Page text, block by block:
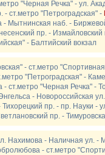
"Черная Речка" - ул.
- ст.метро "Петроградская" -
Мытнинская наб. -
пр. -
- Балтийский вокзал
- ст.метро
"Петроградская" -
ст.метро "Черная Речка" -
- Новороссийская
пр. - пр. Науки -
пр. -
Нахимова - Наличная ул.
- ст.метро